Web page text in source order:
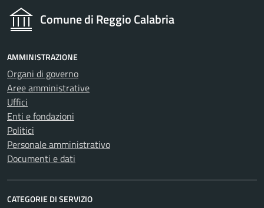
Comune di Reggio Calabria
AMMINISTRAZIONE
Organi di governo
Aree amministrative
Uffici
Enti e fondazioni
Politici
Personale amministrativo
Documenti e dati
CATEGORIE DI SERVIZIO